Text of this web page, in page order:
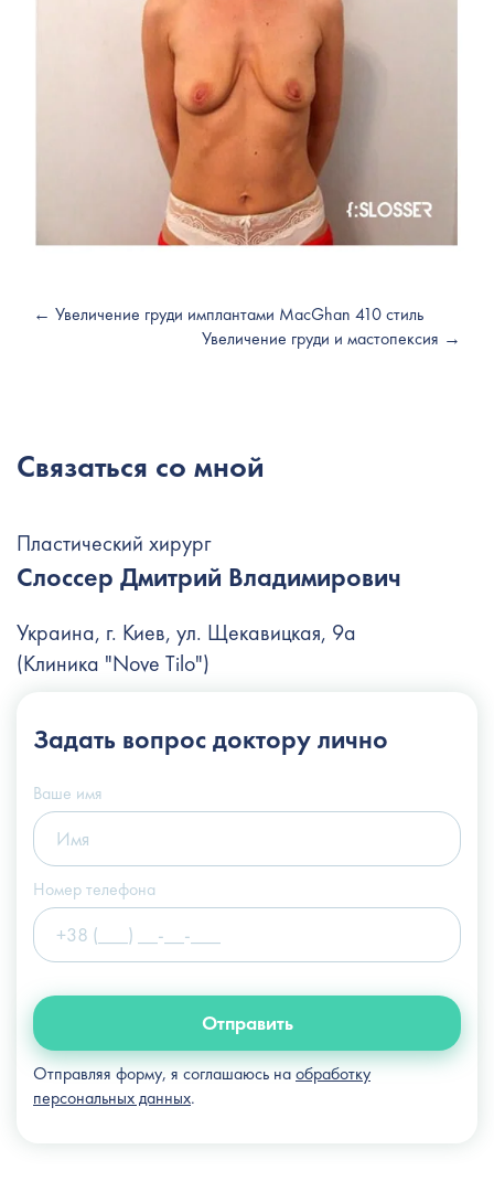
← Увеличение груди имплантами MacGhan 410 стиль
Увеличение груди и мастопексия →
Связаться со мной
Пластический хирург
Слоссер Дмитрий Владимирович
Украина, г. Киев, ул. Щекавицкая, 9а
(Клиника "Nove Tilo")
+38 (066) 122-6-111
info@slosser.com.ua
Задать вопросдоктору лично
Ваше имя
Номер телефона
Отправить
Отправляя форму, я соглашаюсь наобработку
персональных данных.